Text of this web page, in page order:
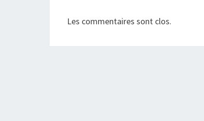
Les commentaires sont clos.